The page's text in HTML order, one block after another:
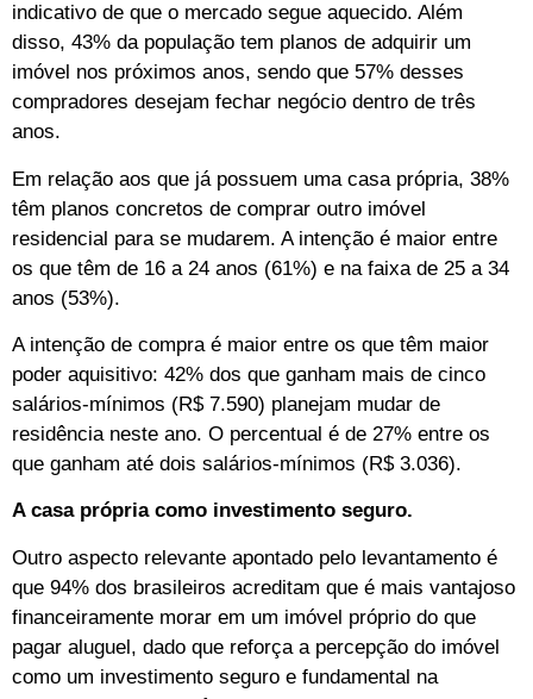
indicativo de que o mercado segue aquecido. Além
disso, 43% da população tem planos de adquirir um
imóvel nos próximos anos, sendo que 57% desses
compradores desejam fechar negócio dentro de três
anos.
Em relação aos que já possuem uma casa própria, 38%
têm planos concretos de comprar outro imóvel
residencial para se mudarem. A intenção é maior entre
os que têm de 16 a 24 anos (61%) e na faixa de 25 a 34
anos (53%).
A intenção de compra é maior entre os que têm maior
poder aquisitivo: 42% dos que ganham mais de cinco
salários-mínimos (R$ 7.590) planejam mudar de
residência neste ano. O percentual é de 27% entre os
que ganham até dois salários-mínimos (R$ 3.036).
A casa própria como investimento seguro.
Outro aspecto relevante apontado pelo levantamento é
que 94% dos brasileiros acreditam que é mais vantajoso
financeiramente morar em um imóvel próprio do que
pagar aluguel, dado que reforça a percepção do imóvel
como um investimento seguro e fundamental na